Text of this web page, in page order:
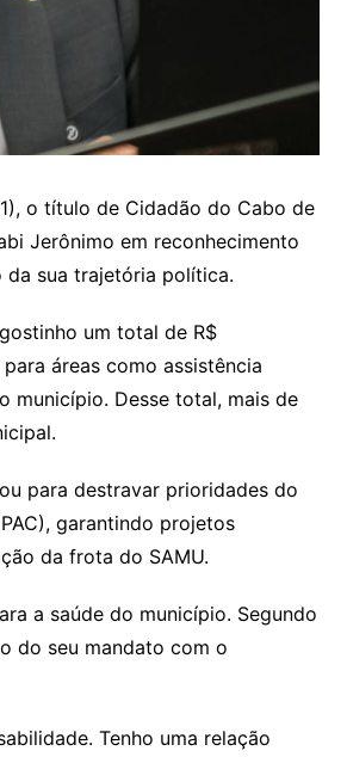
o título de Cidadão do Cabo de
Jerônimo em reconhecimento
sua trajetória política.
um total de R$
áreas como assistência
município. Desse total, mais de
para destravar prioridades do
garantindo projetos
da frota do SAMU.
a saúde do município. Segundo
do seu mandato com o
Tenho uma relação